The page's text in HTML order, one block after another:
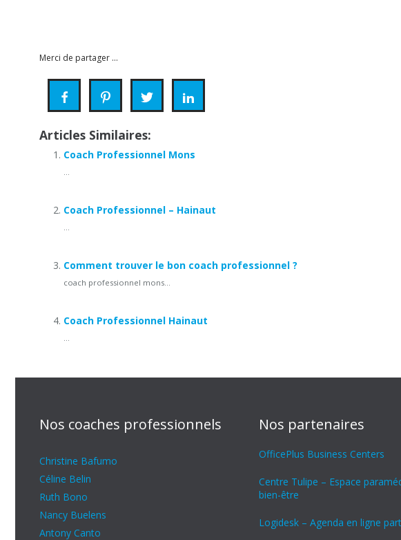
Merci de partager ...
Articles Similaires:
Coach Professionnel Mons
...
Coach Professionnel – Hainaut
...
Comment trouver le bon coach professionnel ?
coach professionnel mons...
Coach Professionnel Hainaut
...
Nos coaches professionnels
Christine Bafumo
Céline Belin
Ruth Bono
Nancy Buelens
Antony Canto
Nos partenaires
OfficePlus Business Centers
Centre Tulipe – Espace
bien-être
Logidesk – Agenda en ligne